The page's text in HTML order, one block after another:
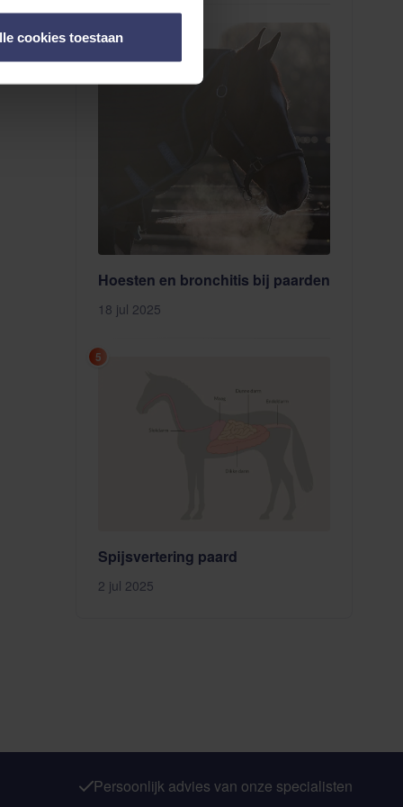
cookies toestaan
Hoesten en bronchitis bij paarden
18 jul 2025
5
Spijsvertering paard
2 jul 2025
Persoonlijk advies van onze specialisten